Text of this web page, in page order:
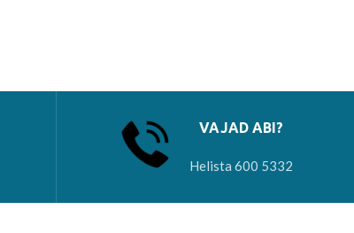
VAJAD ABI?
Helista 600 5332